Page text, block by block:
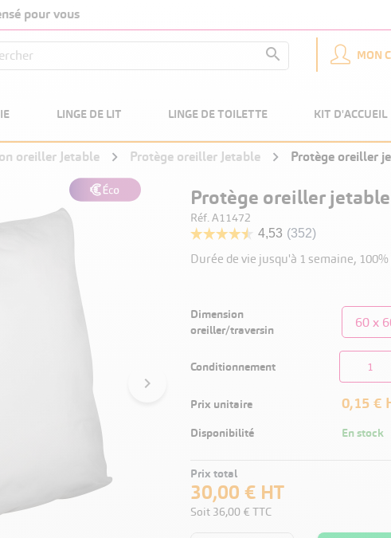
pour vous
 MON
LINGE DE LIT LINGE DE TOILETTE KIT D'ACCUEIL
oreiller Jetable Protège oreiller Jetable Protège oreiller
chevron_right
Protège oreiller jetable
Réf. A11472
Durée de vie jusqu'à 1 semaine,
Dimension
oreiller/traversin
Conditionnement 1
Prix unitaire 0,15 €
Disponibilité
En stock
Prix total
30,00 € HT
Soit 36,00 € TTC